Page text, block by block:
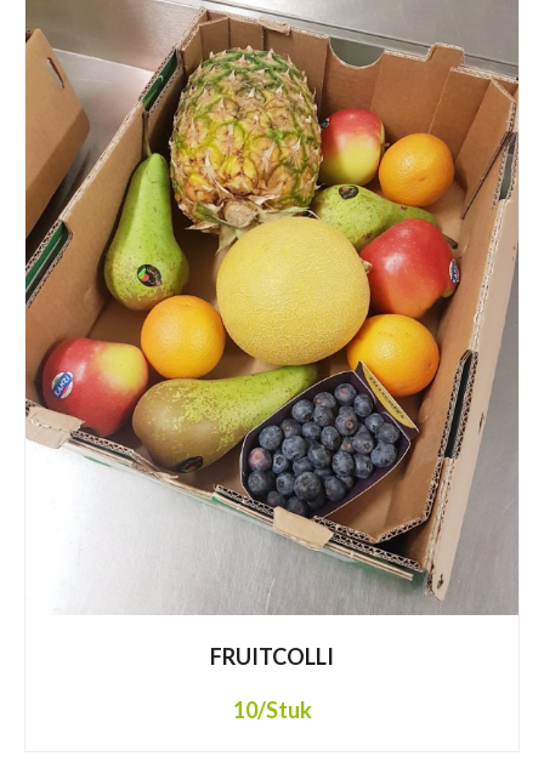
FRUITCOLLI
10/Stuk